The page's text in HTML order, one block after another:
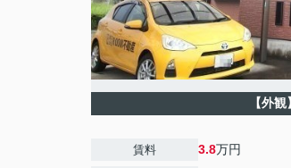
【外観】
賃料 3.8万円